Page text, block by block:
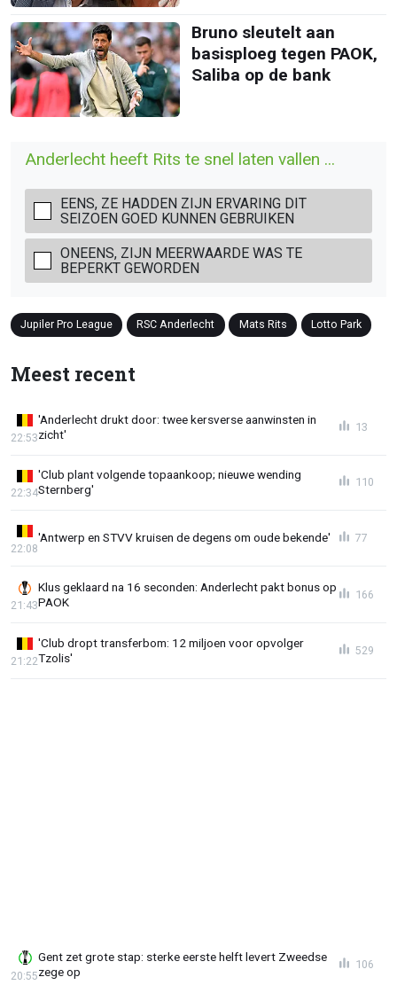
Bruno sleutelt aan
basisploeg tegen PAOK,
Saliba op de bank
Anderlecht heeft Rits te snel laten vallen ...
EENS, ZE HADDEN ZIJN ERVARING DIT
SEIZOEN GOED KUNNEN GEBRUIKEN
ONEENS, ZIJN MEERWAARDE WAS TE
BEPERKT GEWORDEN
Jupiler Pro League RSC Anderlecht Mats Rits Lotto Park
Meest recent
'Anderlecht drukt door: twee kersverse aanwinsten in
zicht'
22:53
13
'Club plant volgende topaankoop; nieuwe wending
Sternberg'
22:34
110
'Antwerp en STVV kruisen de degens om oude bekende'
22:08
77
Klus geklaard na 16 seconden: Anderlecht pakt bonus op
PAOK
21:43
166
'Club dropt transferbom: 12 miljoen voor opvolger
Tzolis'
21:22
529
Gent zet grote stap: sterke eerste helft levert Zweedse
zege op
20:55
106